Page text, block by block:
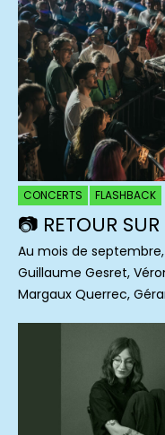
CONCERTS FLASHBACK
📷 RETOUR
Au mois de septembre,
Guillaume Gesret,
Margaux Querrec,